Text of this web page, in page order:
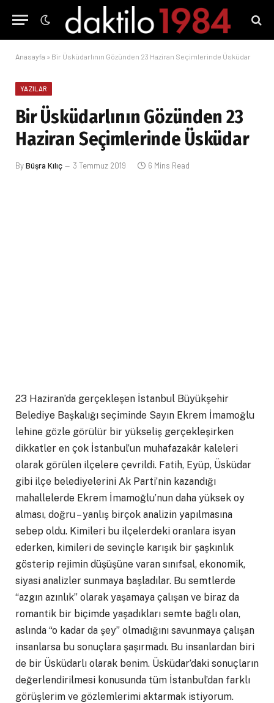
Anasayfa » Bir Üsküdarlının Gözünden 23 Haziran Seçimlerinde Üsküdar
YAZILAR
Bir Üsküdarlının Gözünden 23
Haziran Seçimlerinde Üsküdar
ByBüşra Kılıç 3 Temmuz 2019 6 Mins Read
23 Haziran’da gerçekleşen İstanbul Büyükşehir
Belediye Başkalığı seçiminde Sayın Ekrem İmamoğlu
lehine gözle görülür bir yükseliş gerçekleşirken
dikkatler en çok İstanbul’un muhafazakâr kaleleri
olarak görülen ilçelere çevrildi. Fatih, Eyüp, Üsküdar
gibi ilçe belediyelerini Ak Parti’nin kazandığı
mahallelerde Ekrem İmamoğlu’nun daha yüksek oy
alması, doğru – yanlış birçok analizin yapılmasına
sebep oldu. Kimileri bu ilçelerdeki oranlara isyan
ederken, kimileri de sevinçle karışık bir şaşkınlık
gösterip rejimin düşüşüne varan sınıfsal, ekonomik,
siyasi analizler sunmaya başladılar. Bu semtlerde
“azgın azınlık” olarak yaşamaya çalışan ve biraz da
romantik bir biçimde yaşadıkları semte bağlı olan,
aslında “o kadar da şey” olmadığını savunmaya çalışan
insanlarsa bu sonuçlara şaşırmadı. Bu insanlardan biri
de bir Üsküdarlı olarak benim. Üsküdar’daki sonuçların
değerlendirilmesi konusunda tüm İstanbul’dan farklı
görüşlerim ve gözlemlerimi aktarmak istiyorum.